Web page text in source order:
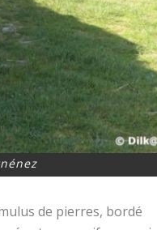
de pierres, bordé